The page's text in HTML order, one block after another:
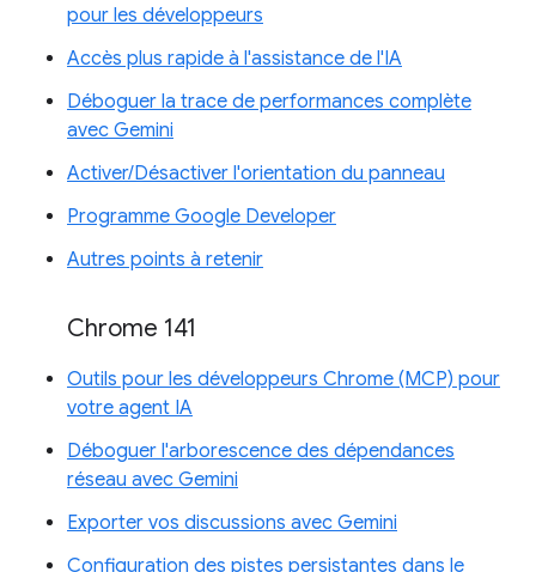
pour les développeurs
Accès plus rapide à l'assistance de l'IA
Déboguer la trace de performances complète
avec Gemini
Activer/Désactiver l'orientation du panneau
Programme Google Developer
Autres points à retenir
Chrome 141
Outils pour les développeurs Chrome (MCP) pour
votre agent IA
Déboguer l'arborescence des dépendances
réseau avec Gemini
Exporter vos discussions avec Gemini
Configuration des pistes persistantes dans le